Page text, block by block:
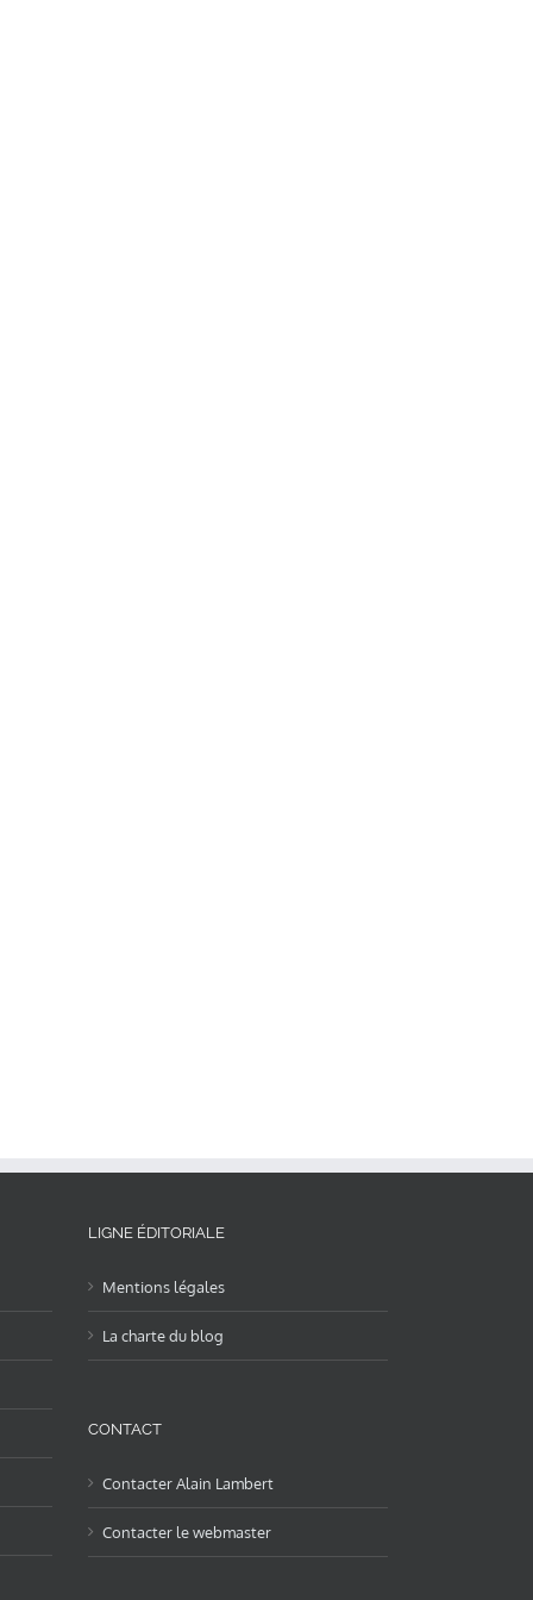
LIGNE ÉDITORIALE
Mentions légales
La charte du blog
CONTACT
Contacter Alain Lambert
Contacter le webmaster